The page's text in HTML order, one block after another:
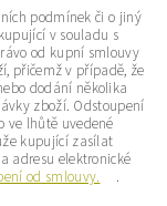
podmínek či o jiný
v souladu s
od kupní smlouvy
přičemž v případě, že
dodání několika
zboží. Odstoupení
ve lhůtě uvedené
kupující zasílat
adresu elektronické
od smlouvy. .